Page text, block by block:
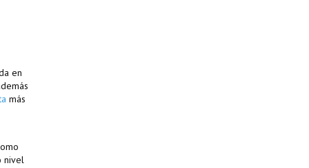
en
más
nivel